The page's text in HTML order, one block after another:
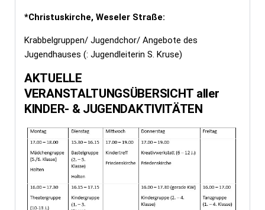
*Christuskirche, Weseler Straße:
Krabbelgruppen/ Jugendchor/ Angebote des
Jugendhauses (: Jugendleiterin S. Kruse)
AKTUELLE
VERANSTALTUNGSÜBERSICHT aller
KINDER- & JUGENDAKTIVITÄTEN